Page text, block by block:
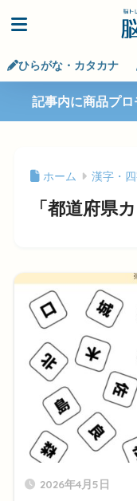
ひらがな・カタカナ
記事内に商品プ
ホーム 漢字・
「都道府県
2026年4月5日